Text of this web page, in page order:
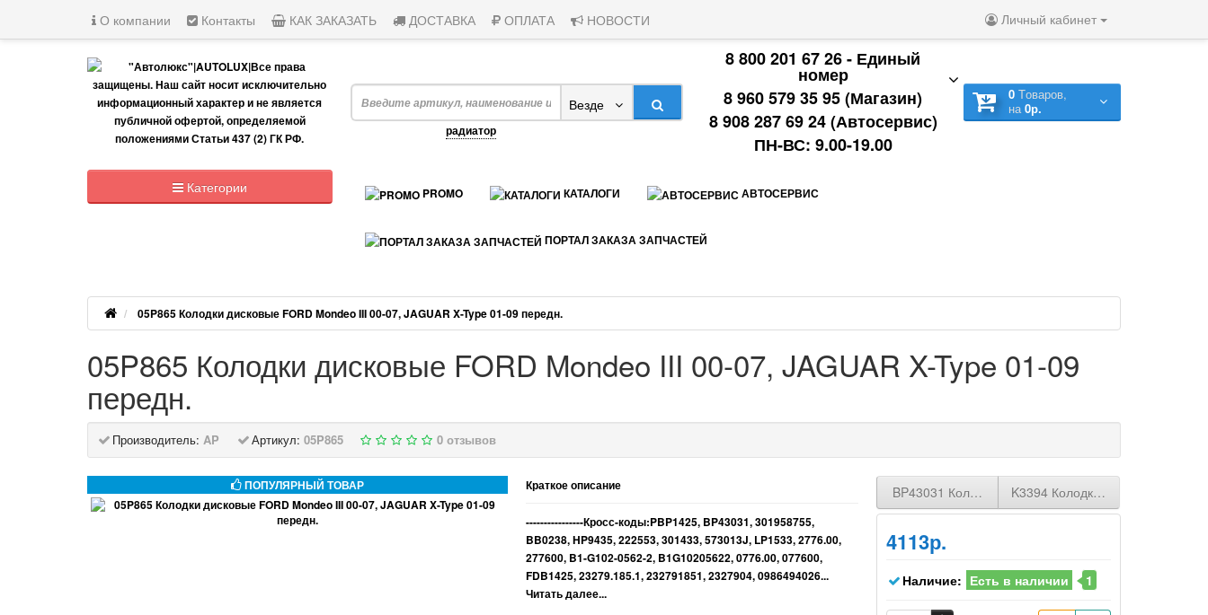
О компании Контакты КАК ЗАКАЗАТЬ ДОСТАВКА ОПЛАТА НОВОСТИ Личный кабинет
8 800 201 67 26 - Единый
номер
8 960 579 35 95 (Магазин)
8 908 287 69 24 (Автосервис)
ПН-ВС: 9.00-19.00
0 Tоваров,
на0р.
Везде
радиатор
PROMO КАТАЛОГИ АВТОСЕРВИС
ПОРТАЛ ЗАКАЗА ЗАПЧАСТЕЙ
Категории
05P865 Колодки дисковые FORD Mondeo III 00-07, JAGUAR X-Type 01-09 передн.
05P865 Колодки дисковые FORD Mondeo III 00-07, JAGUAR X-Type 01-09
передн.
Производитель: AP Артикул: 05P865 0 отзывов
ПОПУЛЯРНЫЙ ТОВАР Краткое описание
----------------Кросс-коды:PBP1425, BP43031, 301958755,
BB0238, HP9435, 222553, 301433, 573013J, LP1533, 2776.00,
277600, B1-G102-0562-2, B1G10205622, 0776.00, 077600,
FDB1425, 23279.185.1, 232791851, 2327904, 0986494026...
Читать далее...
BP43031 Колодки дисковые FORD Mondeo III 1.8-
K3394 Колодки барабанные
4113р.
Наличие: Есть в наличии 1